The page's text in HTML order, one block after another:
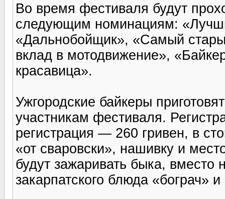
Во время фестиваля будут
следующим номинациям:
«Дальнобойщик», «Самый
вклад в мотодвижение»,
красавица».
Ужгородские байкеры
участникам фестиваля.
регистрация — 260 гривен, в
«от сваровски», нашивку и
будут зажаривать быка, вместо
закарпатского блюда «бограч»